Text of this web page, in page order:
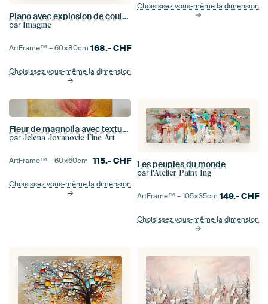
Piano avec explosion de couleurs
par Imagine
ArtFrame™ –60×80cm 168.-CHF
Choisissez vous-même la dimension
Choisissez vous-même la dimension
Fleur de magnolia avec texture abstraite peinte en doré.
par Jelena Jovanovic Fine Art
ArtFrame™ –60×60cm 115.-CHF
Choisissez vous-même la dimension
Les peuples du monde
par l'Atelier Paint-Ing
ArtFrame™ –105×35cm 149.-CHF
Choisissez vous-même la dimension